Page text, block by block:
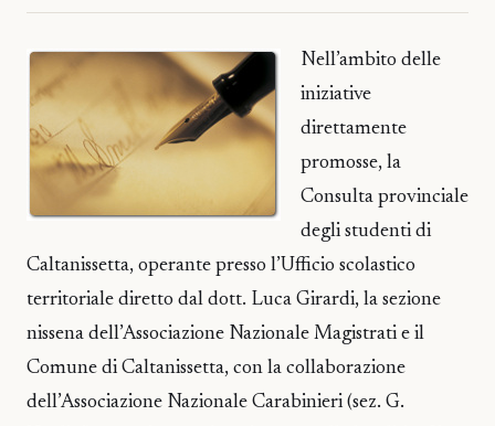
Nell’ambito delle
iniziative
direttamente
promosse, la
Consulta provinciale
degli studenti di
Caltanissetta, operante presso l’Ufficio scolastico
territoriale diretto dal dott. Luca Girardi, la sezione
nissena dell’Associazione Nazionale Magistrati e il
Comune di Caltanissetta, con la collaborazione
dell’Associazione Nazionale Carabinieri (sez. G.